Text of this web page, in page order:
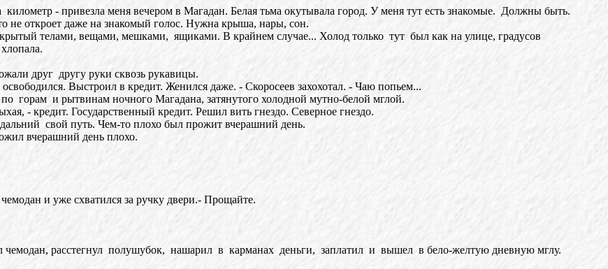
- привезла меня вечером в Магадан. Белая тьма окутывала город. У меня тут есть знакомые. Должны быть.
откроет даже на знакомый голос. Нужна крыша, нары, сон.
телами, вещами, мешками, ящиками. В крайнем случае... Холод только тут был как на улице, градусов
друг другу руки сквозь рукавицы.
Выстроил в кредит. Женился даже. - Скоросеев захохотал. - Чаю попьем...
и рытвинам ночного Магадана, затянутого холодной мутно-белой мглой.
- кредит. Государственный кредит. Решил вить гнездо. Северное гнездо.
свой путь. Чем-то плохо был прожит вчерашний день.
вчерашний день плохо.
и уже схватился за ручку двери.- Прощайте.
расстегнул полушубок, нашарил в карманах деньги, заплатил и вышел в бело-желтую дневную мглу.